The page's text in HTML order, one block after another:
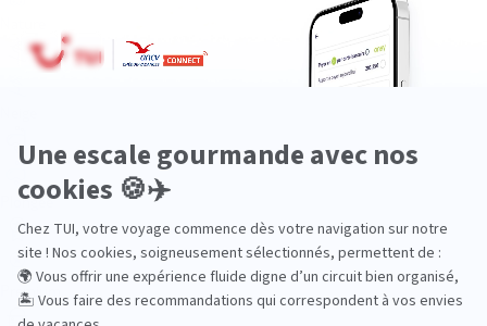
Plongée
Premium